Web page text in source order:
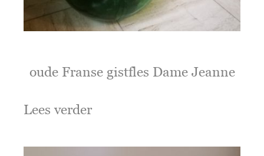
oude Franse gistfles Dame Jeanne
Lees verder